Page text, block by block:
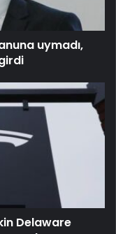
uymadı,
Delaware